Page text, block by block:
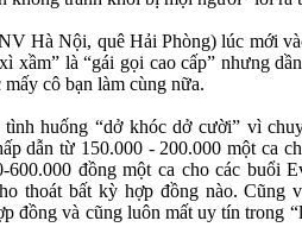
Hà Nội, quê Hải Phòng) lúc mới
xầm” là “gái gọi cao cấp” nhưng
cô bạn làm cùng nữa.
huống “dở khóc dở cười” vì
dẫn từ 150.000 - 200.000 một ca
600.000 đồng một ca cho các buổi
thoát bất kỳ hợp đồng nào. Cũng
đồng và cũng luôn mất uy tín trong